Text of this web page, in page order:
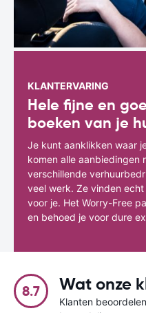
KLANTERVARING
Hele fijne en
boeken van je
Je kunt aanklikken waar
komen alle aanbiedingen
verschillende
veel werk. Ze vinden
voor je. Het Worry-Free
en behoed je voor dure
8.7 Wat onze
Klanten